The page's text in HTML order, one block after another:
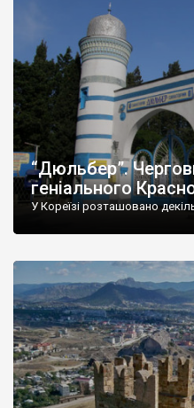
“Дюльбер”.
геніального
У Кореїзі розташовано